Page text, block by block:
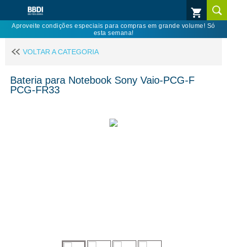
Aproveite condições especiais para compras em grande volume! Só
esta semana!
VOLTAR A CATEGORIA
Bateria para Notebook Sony Vaio-PCG-F
PCG-FR33